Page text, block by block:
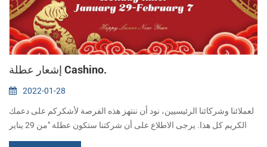
إشعار عطلة Cashino.
2022-01-28
لعملائنا وشركائنا الرئيسيين، نود أن ننتهز هذه الفرصة لأشكركم على دعمك
الكريم كل هذا. يرجى الاطلاع على أن شركتنا ستكون عطلة "من 29 يناير
إلى 7 فبراير،" مهرجان الربيع للمهرجان التقليدي الصيني. سيتم قبول أي